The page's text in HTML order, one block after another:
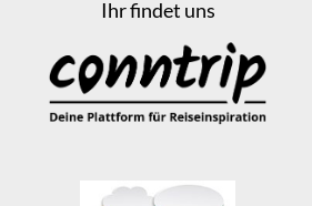
Ihr findet uns